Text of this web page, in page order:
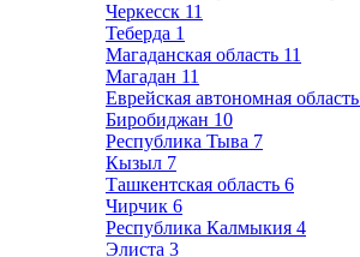
Черкесск 11
Теберда 1
Магаданская область 11
Магадан 11
Еврейская автономная область
Биробиджан 10
Республика Тыва 7
Кызыл 7
Ташкентская область 6
Чирчик 6
Республика Калмыкия 4
Элиста 3